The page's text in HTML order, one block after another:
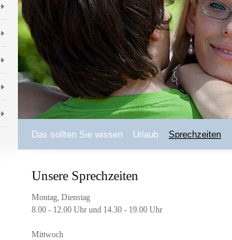
Das sollten Sie wissen Urlaub Sprechzeiten
Unsere Sprechzeiten
Montag, Dienstag
8.00 - 12.00 Uhr und 14.30 - 19.00 Uhr
Mittwoch